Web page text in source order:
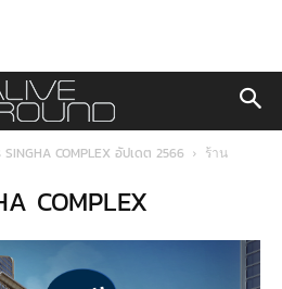
SINGHA COMPLEX อัปเดต 2566
ร้าน
COMPLEX